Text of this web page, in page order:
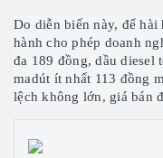
Do diễn biến này, để
hành cho phép doanh
đa 189 đồng, dầu diesel
madút ít nhất 113 đồng
lệch không lớn, giá bán